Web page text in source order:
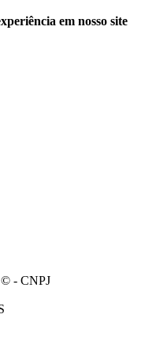
em nosso site
- CNPJ